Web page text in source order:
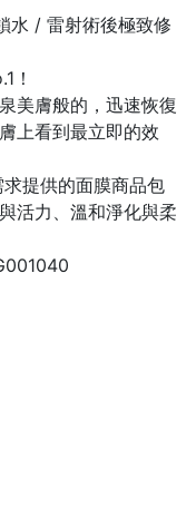
水 / 雷射術後極致修
！
美膚般的，迅速恢復
上看到最立即的效
提供的面膜商品包
活力、溫和淨化與柔